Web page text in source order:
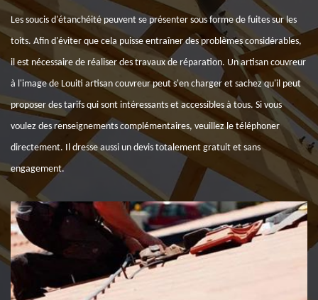
Les soucis d'étanchéité peuvent se présenter sous forme de fuites sur les
toits. Afin d'éviter que cela puisse entraîner des problèmes considérables,
il est nécessaire de réaliser des travaux de réparation. Un artisan couvreur
à l'image de Louiti artisan couvreur peut s'en charger et sachez qu'il peut
proposer des tarifs qui sont intéressants et accessibles à tous. Si vous
voulez des renseignements complémentaires, veuillez le téléphoner
directement. Il dresse aussi un devis totalement gratuit et sans
engagement.